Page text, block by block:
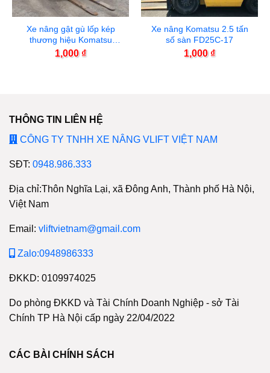
Xe nâng gật gù lốp kép
thương hiệu Komatsu
FD30-11
1,000 ₫
Xe nâng Komatsu 2.5 tấn
số sàn FD25C-17
1,000 ₫
THÔNG TIN LIÊN HỆ
CÔNG TY TNHH XE NÂNG VLIFT VIỆT NAM
SĐT: 0948.986.333
Địa chỉ:Thôn Nghĩa Lại, xã Đông Anh, Thành phố Hà Nội,
Việt Nam
Email: vliftvietnam@gmail.com
Zalo:0948986333
ĐKKD: 0109974025
Do phòng ĐKKD và Tài Chính Doanh Nghiệp - sở Tài
Chính TP Hà Nội cấp ngày 22/04/2022
CÁC BÀI CHÍNH SÁCH